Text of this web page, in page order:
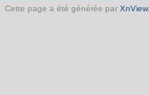
Cette page a été générée par XnView.